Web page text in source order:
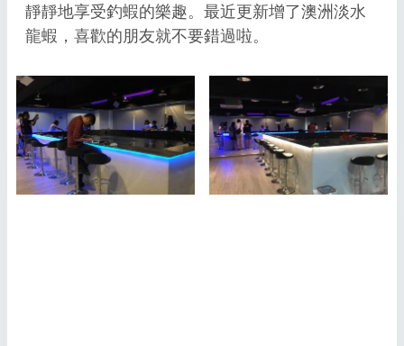
靜靜地享受釣蝦的樂趣。最近更新增了澳洲淡水
龍蝦，喜歡的朋友就不要錯過啦。